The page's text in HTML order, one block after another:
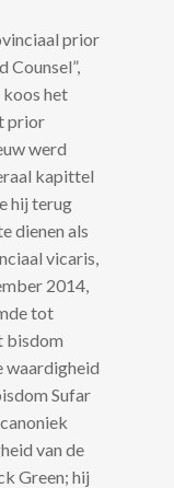
prior
Counsel”,
koos het
prior
werd
kapittel
hij terug
dienen als
vicaris,
2014,
tot
bisdom
waardigheid
Sufar
van de
Green; hij